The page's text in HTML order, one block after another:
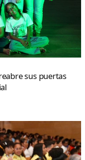
sus puertas